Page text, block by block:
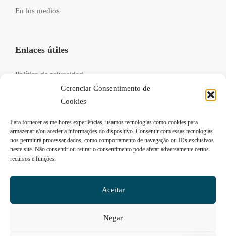
Gerenciar Consentimento de
Cookies
Para fornecer as melhores experiências, usamos tecnologias como cookies para
armazenar e/ou aceder a informações do dispositivo. Consentir com essas tecnologias
nos permitirá processar dados, como comportamento de navegação ou IDs exclusivos
neste site. Não consentir ou retirar o consentimento pode afetar adversamente certos
recursos e funções.
Aceitar
Negar
En los medios
Enlaces útiles
Política de privacidad
Libro de reclamaciones
FAQs